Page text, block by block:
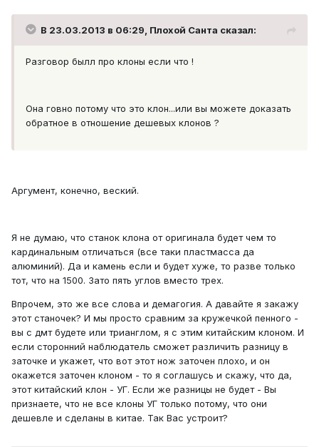
В 23.03.2013 в 06:29, Плохой Санта сказал:
Разговор былл про клоны если что !
Она говно потому что это клон...или вы можете доказать
обратное в отношение дешевых клонов ?
Аргумент, конечно, веский.
Я не думаю, что станок клона от оригинала будет чем то
кардинальным отличаться (все таки пластмасса да
алюминий). Да и камень если и будет хуже, то разве только
тот, что на 1500. Зато пять углов вместо трех.
Впрочем, это же все слова и демагогия. А давайте я закажу
этот станочек? И мы просто сравним за кружечкой пенного -
вы с дмт будете или трианглом, я с этим китайским клоном. И
если сторонний наблюдатель сможет различить разницу в
заточке и укажет, что вот этот нож заточен плохо, и он
окажется заточен клоном - то я соглашусь и скажу, что да,
этот китайский клон - УГ. Если же разницы не будет - Вы
признаете, что не все клоны УГ только потому, что они
дешевле и сделаны в китае. Так Вас устроит?